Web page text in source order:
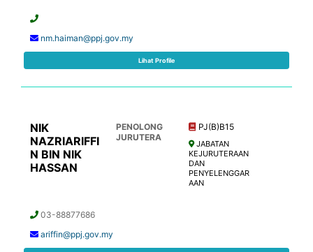
nm.haiman@ppj.gov.my
Lihat Profile
NIK
NAZRIARIFFI
N BIN NIK
HASSAN
PENOLONG
JURUTERA
PJ(B)B15
JABATAN
KEJURUTERAAN
DAN
PENYELENGGAR
AAN
03-88877686
ariffin@ppj.gov.my